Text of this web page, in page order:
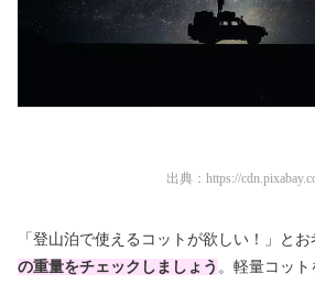
出典： https://
「登山泊で使えるコットが欲しい！」とお
の重量をチェックしましょう 。軽量コッ